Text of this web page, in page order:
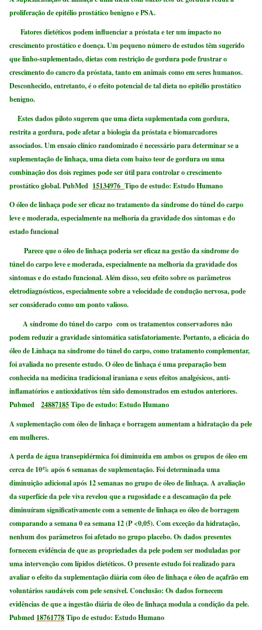
proliferação de epitélio prostático benigno e PSA.
Fatores dietéticos podem influenciar a próstata e ter um impacto no
crescimento prostático e doença. Um pequeno número de estudos têm sugerido
que linho-suplementado, dietas com restrição de gordura pode frustrar o
crescimento do cancro da próstata, tanto em animais como em seres humanos.
Desconhecido, entretanto, é o efeito potencial de tal dieta no epitélio prostático
benigno.
Estes dados piloto sugerem que uma dieta suplementada com gordura,
restrita a gordura, pode afetar a biologia da próstata e biomarcadores
associados. Um ensaio clínico randomizado é necessário para determinar se a
suplementação de linhaça, uma dieta com baixo teor de gordura ou uma
combinação dos dois regimes pode ser útil para controlar o crescimento
prostático global. PubMed 15134976Tipo de estudo: Estudo Humano
O óleo de linhaça pode ser eficaz no tratamento da síndrome do túnel do carpo
leve e moderada, especialmente na melhoria da gravidade dos sintomas e do
estado funcional
Parece que o óleo de linhaça poderia ser eficaz na gestão da síndrome do
túnel do carpo leve e moderada, especialmente na melhoria da gravidade dos
sintomas e do estado funcional. Além disso, seu efeito sobre os parâmetros
eletrodiagnósticos, especialmente sobre a velocidade de condução nervosa, pode
ser considerado como um ponto valioso.
A síndrome do túnel do carpo com os tratamentos conservadores não
podem reduzir a gravidade sintomática satisfatoriamente. Portanto, a eficácia do
óleo de Linhaça na síndrome do túnel do carpo, como tratamento complementar,
foi avaliada no presente estudo. O óleo de linhaça é uma preparação bem
conhecida na medicina tradicional iraniana e seus efeitos analgésicos, anti-
inflamatórios e antioxidativos têm sido demonstrados em estudos anteriores.
Pubmed24887185Tipo de estudo: Estudo Humano
A suplementação com óleo de linhaça e borragem aumentam a hidratação da pele
em mulheres.
A perda de água transepidérmica foi diminuída em ambos os grupos de óleo em
cerca de 10% após 6 semanas de suplementação. Foi determinada uma
diminuição adicional após 12 semanas no grupo de óleo de linhaça. A avaliação
da superfície da pele viva revelou que a rugosidade e a descamação da pele
diminuíram significativamente com a semente de linhaça eo óleo de borragem
comparando a semana 0 ea semana 12 (P <0,05). Com exceção da hidratação,
nenhum dos parâmetros foi afetado no grupo placebo. Os dados presentes
fornecem evidência de que as propriedades da pele podem ser moduladas por
uma intervenção com lípidos dietéticos.O presente estudo foi realizado para
avaliar o efeito da suplementação diária com óleo de linhaça e óleo de açafrão em
voluntários saudáveis com pele sensível. Conclusão: Os dados fornecem
evidências de que a ingestão diária de óleo de linhaça modula a condição da pele.
Pubmed 18761778Tipo de estudo: Estudo Humano